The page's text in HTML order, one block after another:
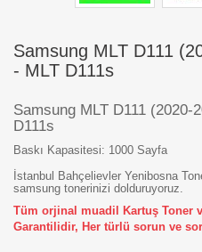
Samsung MLT D111
- MLT D111s
Samsung MLT D111
D111s
Baskı Kapasitesi: 1000 Sayfa
İstanbul Bahçelievler Yenibosna
samsung tonerinizi dolduruyoruz.
Tüm orjinal muadil Kartuş Toner
Garantilidir, Her türlü sorun ve